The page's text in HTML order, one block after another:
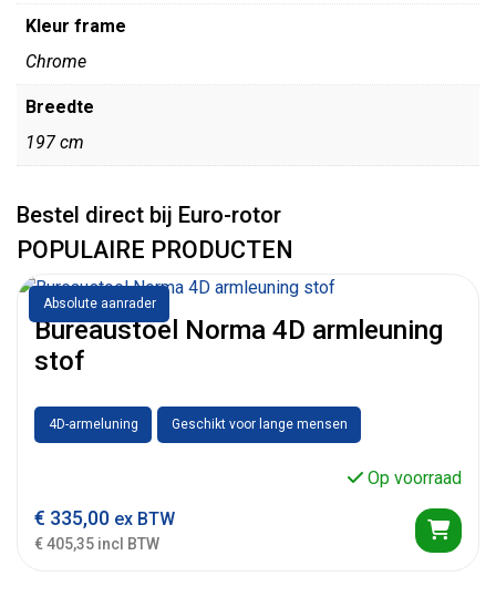
Kleur frame
Chrome
Breedte
197 cm
Bestel direct bij Euro-rotor
POPULAIRE PRODUCTEN
Absolute aanrader
Bureaustoel Norma 4D armleuning
stof
4D-armeluning Geschikt voor lange mensen
Op voorraad
€ 335,00 ex BTW
€ 405,35 incl BTW